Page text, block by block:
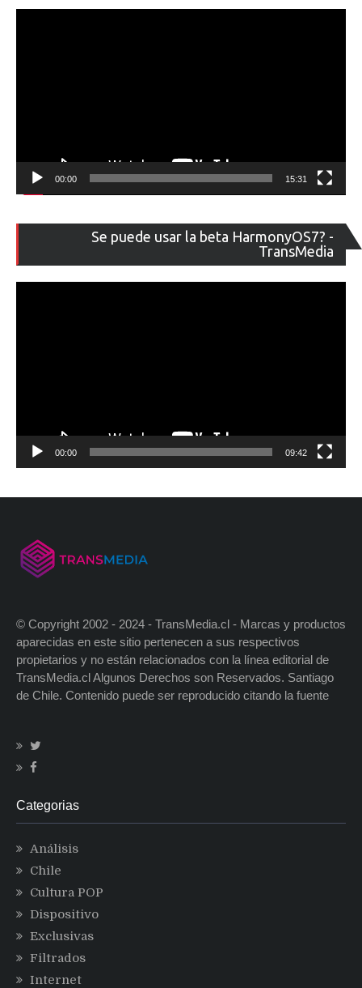
00:00 15:31
Se puede usar la beta HarmonyOS7? -
TransMedia
de
00:00 09:42
© Copyright 2002 - 2024 - TransMedia.cl - Marcas y productos
aparecidas en este sitio pertenecen a sus respectivos
propietarios y no están relacionados con la línea editorial de
TransMedia.cl Algunos Derechos son Reservados. Santiago
de Chile. Contenido puede ser reproducido citando la fuente
Categorias
Análisis
Chile
Cultura POP
Dispositivo
Exclusivas
Filtrados
Internet